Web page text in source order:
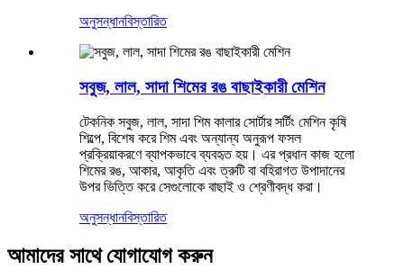
অনুসন্ধানবিস্তারিত
সবুজ, লাল, সাদা শিমের রঙ বাছাইকারী মেশিন
টেকনিক সবুজ, লাল, সাদা শিম কালার সোর্টার সর্টিং মেশিন কৃষি
শিল্পে, বিশেষ করে শিম এবং অন্যান্য অনুরূপ ফসল
প্রক্রিয়াকরণে ব্যাপকভাবে ব্যবহৃত হয়। এর প্রধান কাজ হলো
শিমের রঙ, আকার, আকৃতি এবং ত্রুটি বা বহিরাগত উপাদানের
উপর ভিত্তি করে সেগুলোকে বাছাই ও শ্রেণীবদ্ধ করা।
অনুসন্ধানবিস্তারিত
আমাদের সাথে যোগাযোগ করুন